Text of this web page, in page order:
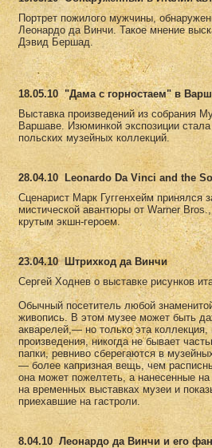
Портрет пожилого мужчины,
Леонардо да Винчи. Такое мнение
Дэвид Бершад.
18.05.10 "Дама с горностаем" в
Выставка произведений из собрания
Варшаве. Изюминкой экспозиции
польских музейных коллекций.
28.04.10
Leonardo Da Vinci and the
Сценарист Марк Гуггенхейм принялся
мистической авантюры от Warner
крутым экшн-героем.
23.04.10 Штрихкод да Винчи
Сергей Ходнев о выставке рисунков
Обычный посетитель любой
живопись. В этом музее может быть
акварелей,— но только эта
произведения, никогда не бывает
папки, ревниво сберегаются в
— более капризная вещь, чем
она может пожелтеть, а нанесенные
на временных выставках музеи и
приехавшие на гастроли.
8.04.10 Леонардо да Винчи и его